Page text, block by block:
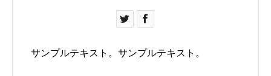
サンプルテキスト。サンプルテキスト。